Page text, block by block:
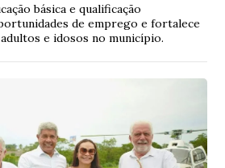
básica e qualificação
de emprego e fortalece
e idosos no município.